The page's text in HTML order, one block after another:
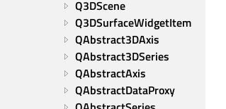
Q3DScene
Q3DSurfaceWidgetItem
QAbstract3DAxis
QAbstract3DSeries
QAbstractAxis
QAbstractDataProxy